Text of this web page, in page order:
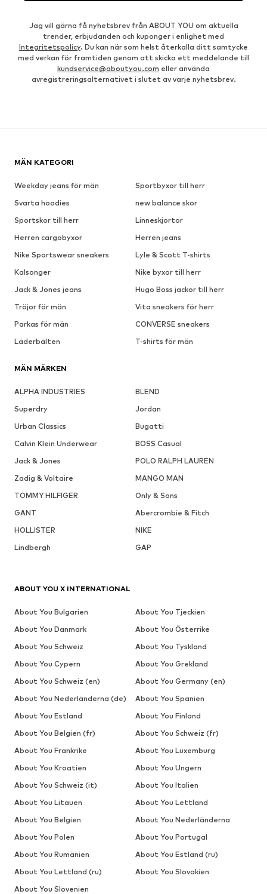
Jag vill gärna få nyhetsbrev från ABOUT YOU om aktuella
trender, erbjudanden och kuponger i enlighet med
Integritetspolicy. Du kan när som helst återkalla ditt samtycke
med verkan för framtiden genom att skicka ett meddelande till
kundservice@aboutyou.com eller använda
avregistreringsalternativet i slutet av varje nyhetsbrev.
MÄN KATEGORI
Weekday jeans för män
Sportbyxor till herr
Svarta hoodies
new balance skor
Sportskor till herr
Linneskjortor
Herren cargobyxor
Herren jeans
Nike Sportswear sneakers
Lyle & Scott T-shirts
Kalsonger
Nike byxor till herr
Jack & Jones jeans
Hugo Boss jackor till herr
Tröjor för män
Vita sneakers för herr
Parkas för män
CONVERSE sneakers
Läderbälten
T-shirts för män
MÄN MÄRKEN
ALPHA INDUSTRIES
BLEND
Superdry
Jordan
Urban Classics
Bugatti
Calvin Klein Underwear
BOSS Casual
Jack & Jones
POLO RALPH LAUREN
Zadig & Voltaire
MANGO MAN
TOMMY HILFIGER
Only & Sons
GANT
Abercrombie & Fitch
HOLLISTER
NIKE
Lindbergh
GAP
ABOUT YOU X INTERNATIONAL
About You Bulgarien
About You Tjeckien
About You Danmark
About You Österrike
About You Schweiz
About You Tyskland
About You Cypern
About You Grekland
About You Schweiz (en)
About You Germany (en)
About You Nederländerna (de)
About You Spanien
About You Estland
About You Finland
About You Belgien (fr)
About You Schweiz (fr)
About You Frankrike
About You Luxemburg
About You Kroatien
About You Ungern
About You Schweiz (it)
About You Italien
About You Litauen
About You Lettland
About You Belgien
About You Nederländerna
About You Polen
About You Portugal
About You Rumänien
About You Estland (ru)
About You Lettland (ru)
About You Slovakien
About You Slovenien